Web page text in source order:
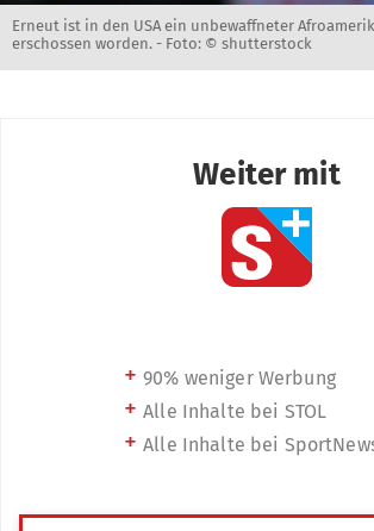
Erneut ist in den USA ein unbewaffneter
erschossen worden. - Foto: © shutterstock